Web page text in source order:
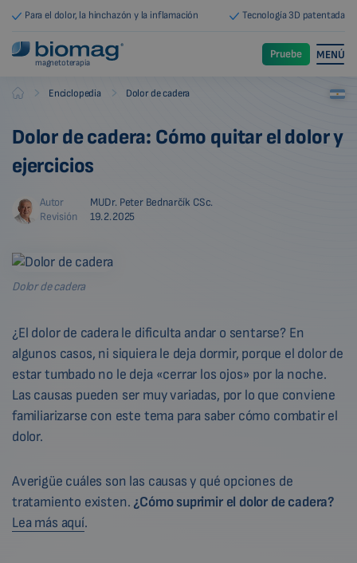
Para el dolor, la hinchazón y la inflamación Tecnología 3D patentada
magnetoterapia
Pruebe MENÚ
Biomag Enciclopedia Dolor de cadera
Dolor de cadera: Cómo quitar el dolor y
ejercicios
Autor
MUDr. Peter Bednarčík CSc.
Revisión
19.2.2025
Dolor de cadera
¿El dolor de cadera le dificulta andar o sentarse? En
algunos casos, ni siquiera le deja dormir, porque el dolor de
estar tumbado no le deja «cerrar los ojos» por la noche.
Las causas pueden ser muy variadas, por lo que conviene
familiarizarse con este tema para saber cómo combatir el
dolor.
Averigüe cuáles son las causas y qué opciones de
tratamiento existen. ¿Cómo suprimir el dolor de cadera?
Lea más aquí.